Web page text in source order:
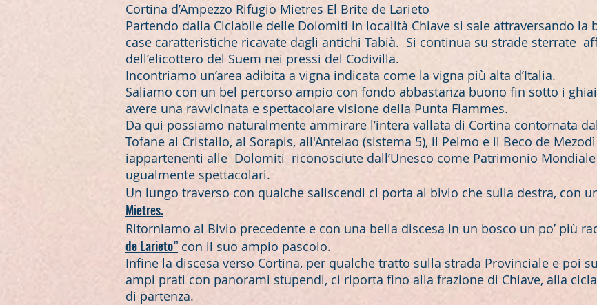
Cortina d’Ampezzo Rifugio Mietres El Brite de Larieto
Partendo dalla Ciclabile delle Dolomiti in località Chiave si sale attraversando la
case caratteristiche ricavate dagli antichi Tabià. Si continua su strade sterrate
dell’elicottero del Suem nei pressi del Codivilla.
Incontriamo un’area adibita a vigna indicata come la vigna più alta d’Italia.
Saliamo con un bel percorso ampio con fondo abbastanza buono fin sotto i
avere una ravvicinata e spettacolare visione della Punta Fiammes.
Da qui possiamo naturalmente ammirare l’intera vallata di Cortina contornata
Tofane al Cristallo, al Sorapis, all'Antelao (sistema 5), il Pelmo e il Beco de
iappartenenti alle Dolomiti riconosciute dall’Unesco come Patrimonio Mondiale
ugualmente spettacolari.
Un lungo traverso con qualche saliscendi ci porta al bivio che sulla destra, con
Mietres.
Ritorniamo al Bivio precedente e con una bella discesa in un bosco un po’ più
de Larieto” con il suo ampio pascolo.
Infine la discesa verso Cortina, per qualche tratto sulla strada Provinciale e poi
ampi prati con panorami stupendi, ci riporta fino alla frazione di Chiave, alla
di partenza.